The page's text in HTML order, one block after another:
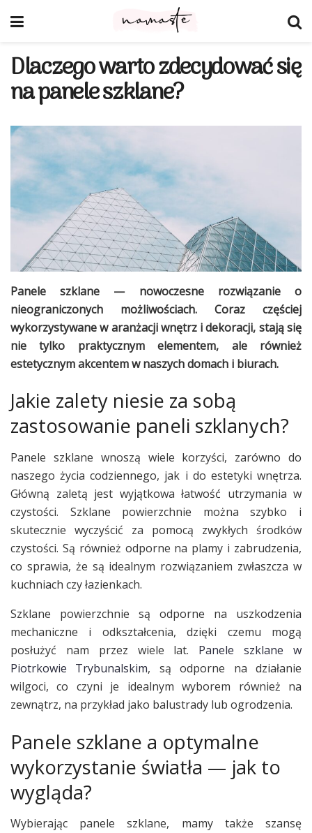
Dlaczego warto zdecydować się
na panele szklane?
Panele szklane — nowoczesne rozwiązanie o
nieograniczonych możliwościach. Coraz częściej
wykorzystywane w aranżacji wnętrz i dekoracji, stają się
nie tylko praktycznym elementem, ale również
estetycznym akcentem w naszych domach i biurach.
Jakie zalety niesie za sobą
zastosowanie paneli szklanych?
Panele szklane wnoszą wiele korzyści, zarówno do
naszego życia codziennego, jak i do estetyki wnętrza.
Główną zaletą jest wyjątkowa łatwość utrzymania w
czystości. Szklane powierzchnie można szybko i
skutecznie wyczyścić za pomocą zwykłych środków
czystości. Są również odporne na plamy i zabrudzenia,
co sprawia, że są idealnym rozwiązaniem zwłaszcza w
kuchniach czy łazienkach.
Szklane powierzchnie są odporne na uszkodzenia
mechaniczne i odkształcenia, dzięki czemu mogą
posłużyć nam przez wiele lat. Panele szklane w
Piotrkowie Trybunalskim, są odporne na działanie
wilgoci, co czyni je idealnym wyborem również na
zewnątrz, na przykład jako balustrady lub ogrodzenia.
Panele szklane a optymalne
wykorzystanie światła — jak to
wygląda?
Wybierając panele szklane, mamy także szansę